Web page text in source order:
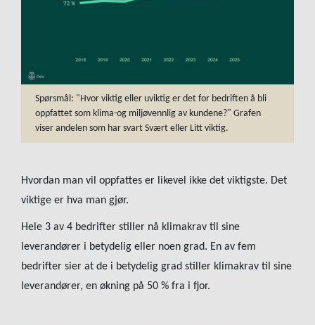
Spørsmål: "Hvor viktig eller uviktig er det for bedriften å bli
oppfattet som klima-og miljøvennlig av kundene?" Grafen
viser andelen som har svart Svært eller Litt viktig.
Hvordan man vil oppfattes er likevel ikke det viktigste. Det
viktige er hva man gjør.
Hele 3 av 4 bedrifter stiller nå klimakrav til sine
leverandører i betydelig eller noen grad. En av fem
bedrifter sier at de i betydelig grad stiller klimakrav til sine
leverandører, en økning på 50 % fra i fjor.